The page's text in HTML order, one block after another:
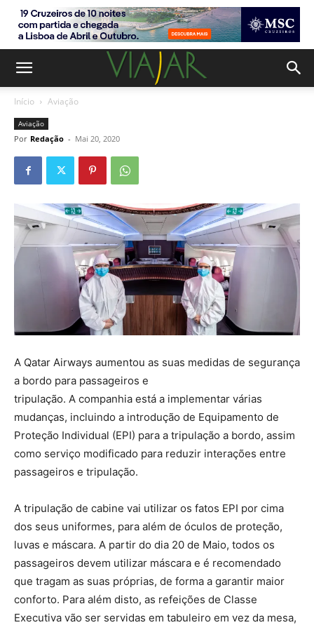
Início Aviação
Aviação
Por Redação - Mai 20, 2020
A Qatar Airways aumentou as suas medidas de segurança
a bordo para passageiros e
tripulação. A companhia está a implementar várias
mudanças, incluindo a introdução de Equipamento de
Proteção Individual (EPI) para a tripulação a bordo, assim
como serviço modificado para reduzir interações entre
passageiros e tripulação.
A tripulação de cabine vai utilizar os fatos EPI por cima
dos seus uniformes, para além de óculos de proteção,
luvas e máscara. A partir do dia 20 de Maio, todos os
passageiros devem utilizar máscara e é recomendado
que tragam as suas próprias, de forma a garantir maior
conforto. Para além disto, as refeições de Classe
Executiva vão ser servidas em tabuleiro em vez da mesa,